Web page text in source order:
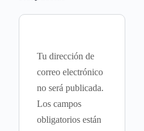
Tu dirección de
correo electrónico
no será publicada.
Los campos
obligatorios están